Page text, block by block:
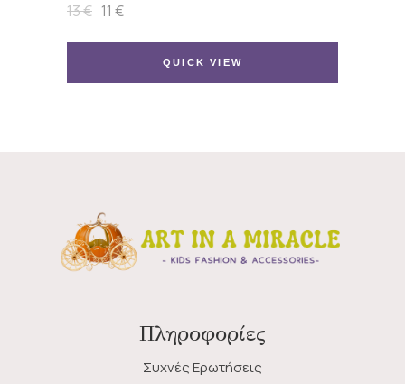
13€ Original
was:
11 €
τιμή
QUICK VIEW
Πληροφορίες
Συχνές Ερωτήσεις